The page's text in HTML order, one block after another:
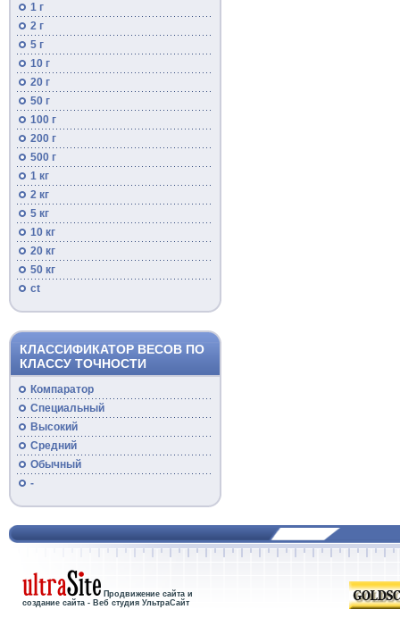
1 г
2 г
5 г
10 г
20 г
50 г
100 г
200 г
500 г
1 кг
2 кг
5 кг
10 кг
20 кг
50 кг
ct
КЛАССИФИКАТОР ВЕСОВ ПО
КЛАССУ ТОЧНОСТИ
Компаратор
Специальный
Высокий
Средний
Обычный
-
Продвижение сайта и
создание сайта - Веб студия УльтраСайт